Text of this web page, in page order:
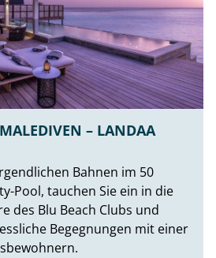
– LANDAA
Bahnen im 50
Pool, tauchen Sie ein in die
des Blu Beach Clubs und
Begegnungen mit einer